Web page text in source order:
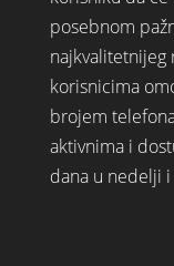
posebnom
najkvalitetnijeg
korisnicima
brojem
aktivnima i
dana u nedelji